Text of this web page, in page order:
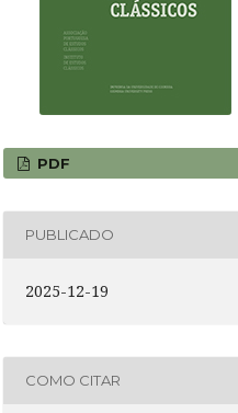
PDF
PUBLICADO
2025-12-19
COMO CITAR